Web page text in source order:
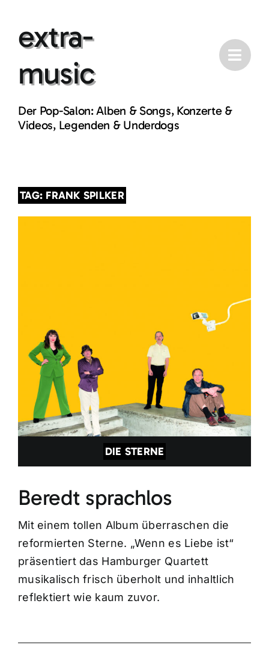
contentextra-
music
Der Pop-Salon: Alben & Songs, Konzerte &
Videos, Legenden & Underdogs
TAG: FRANK SPILKER
DIE STERNE
Beredt sprachlos
Mit einem tollen Album überraschen die
reformierten Sterne. „Wenn es Liebe ist“
präsentiert das Hamburger Quartett
musikalisch frisch überholt und inhaltlich
reflektiert wie kaum zuvor.